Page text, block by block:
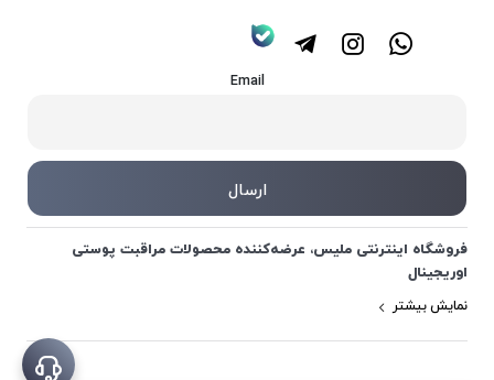
Email
فروشگاه اینترنتی ملیس، عرضه‌کننده محصولات مراقبت پوستی
اوریجینال
نمایش بیشتر